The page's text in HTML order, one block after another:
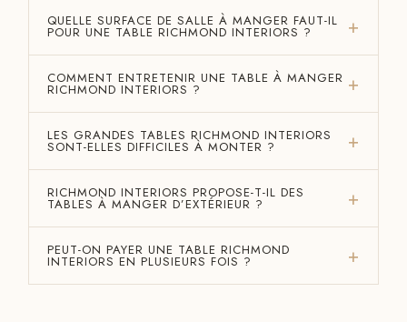
QUELLE SURFACE DE SALLE À MANGER FAUT-IL
POUR UNE TABLE RICHMOND INTERIORS ?
COMMENT ENTRETENIR UNE TABLE À MANGER
RICHMOND INTERIORS ?
LES GRANDES TABLES RICHMOND INTERIORS
SONT-ELLES DIFFICILES À MONTER ?
RICHMOND INTERIORS PROPOSE-T-IL DES
TABLES À MANGER D’EXTÉRIEUR ?
PEUT-ON PAYER UNE TABLE RICHMOND
INTERIORS EN PLUSIEURS FOIS ?